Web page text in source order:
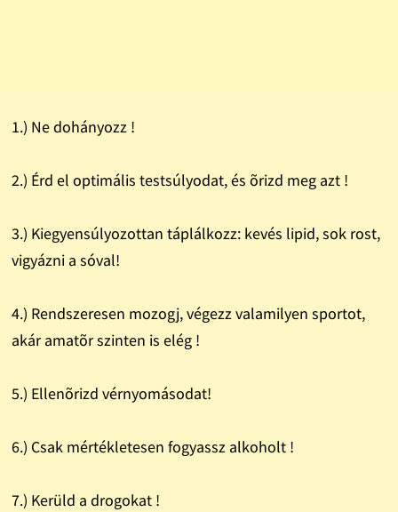
1.) Ne dohányozz !
2.) Érd el optimális testsúlyodat, és õrizd meg azt !
3.) Kiegyensúlyozottan táplálkozz: kevés lipid, sok rost,
vigyázni a sóval!
4.) Rendszeresen mozogj, végezz valamilyen sportot,
akár amatõr szinten is elég !
5.) Ellenõrizd vérnyomásodat!
6.) Csak mértékletesen fogyassz alkoholt !
7.) Kerüld a drogokat !